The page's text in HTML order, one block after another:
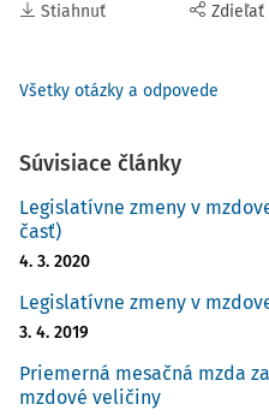
Stiahnuť Zdieľať
Všetky otázky a odpovede
Súvisiace články
Legislatívne zmeny v
časť)
4. 3. 2020
Legislatívne zmeny v
3. 4. 2019
Priemerná mesačná mzda
mzdové veličiny